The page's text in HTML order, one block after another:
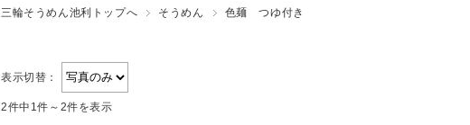
三輪そうめん池利トップへ そうめん 色麺 つゆ付き
表示切替：
2件中1件～2件を表示